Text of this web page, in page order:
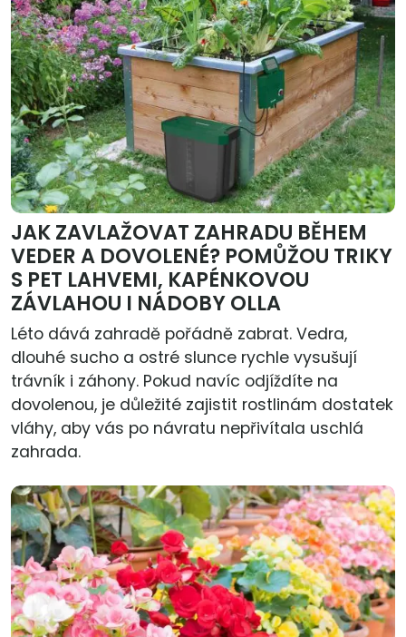
JAK ZAVLAŽOVAT ZAHRADU BĚHEM
VEDER A DOVOLENÉ? POMŮŽOU TRIKY
S PET LAHVEMI, KAPÉNKOVOU
ZÁVLAHOU I NÁDOBY OLLA
Léto dává zahradě pořádně zabrat. Vedra,
dlouhé sucho a ostré slunce rychle vysušují
trávník i záhony. Pokud navíc odjíždíte na
dovolenou, je důležité zajistit rostlinám dostatek
vláhy, aby vás po návratu nepřivítala uschlá
zahrada.